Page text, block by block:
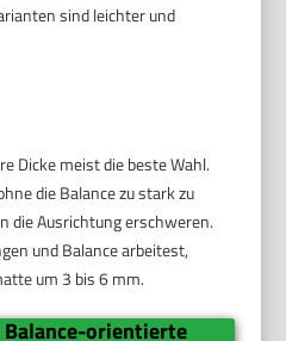
sind leichter und
Dicke meist die beste Wahl.
die Balance zu stark zu
die Ausrichtung erschweren.
und Balance arbeitest,
um 3 bis 6 mm.
orientierte